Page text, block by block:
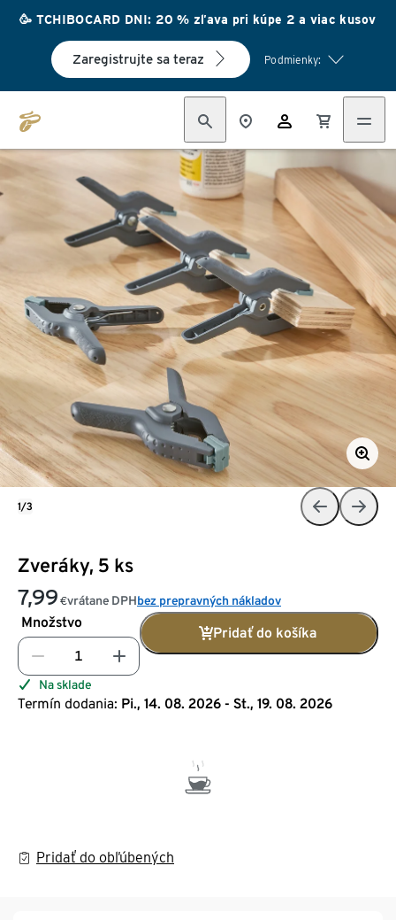
🥳 TCHIBOCARD DNI: 20 % zľava pri kúpe 2 a viac kusov
Zaregistrujte sa teraz Podmienky:
Zveráky, 5 ks
7,99 €vrátane DPHbez prepravných nákladov
Množstvo
Pridať do košíka
Na sklade
Termín dodania: Pi., 14. 08. 2026 - St., 19. 08. 2026
Pridať do obľúbených
1/3